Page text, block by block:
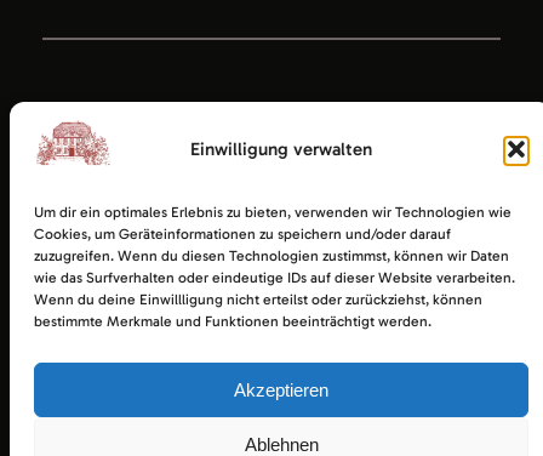
Einwilligung verwalten
Um dir ein optimales Erlebnis zu bieten, verwenden wir Technologien wie
Cookies, um Geräteinformationen zu speichern und/oder darauf
zuzugreifen. Wenn du diesen Technologien zustimmst, können wir Daten
wie das Surfverhalten oder eindeutige IDs auf dieser Website verarbeiten.
Wenn du deine Einwillligung nicht erteilst oder zurückziehst, können
bestimmte Merkmale und Funktionen beeinträchtigt werden.
Akzeptieren
Ablehnen
Ratsgaststätte Esens Impressum|Datenschutz|Startseite